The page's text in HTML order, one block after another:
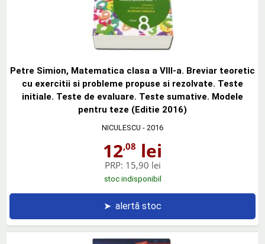
Petre Simion, Matematica clasa a VIII-a. Breviar teoretic
cu exercitii si probleme propuse si rezolvate. Teste
initiale. Teste de evaluare. Teste sumative. Modele
pentru teze (Editie 2016)
NICULESCU - 2016
12,08 lei
PRP: 15,90 lei
stoc indisponibil
➤ alertă stoc